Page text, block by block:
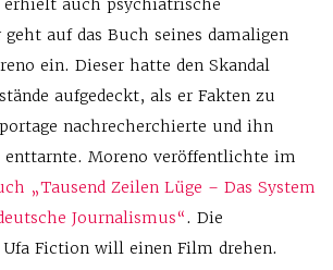
auch psychiatrische
auf das Buch seines damaligen
ein. Dieser hatte den Skandal
aufgedeckt, als er Fakten zu
nachrecherchierte und ihn
Moreno veröffentlichte im
„Tausend Zeilen Lüge – Das System
Journalismus“. Die
Fiction will einen Film drehen.